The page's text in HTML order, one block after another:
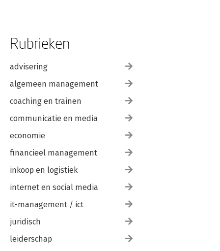
Rubrieken
advisering
algemeen management
coaching en trainen
communicatie en media
economie
financieel management
inkoop en logistiek
internet en social media
it-management / ict
juridisch
leiderschap